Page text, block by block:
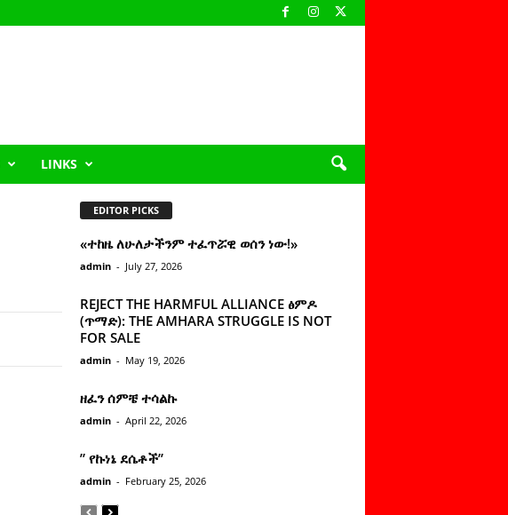
LINKS
EDITOR PICKS
«ተከዜ ለሁለታችንም ተፈጥሯዊ ወሰን ነው!»
admin - July 27, 2026
REJECT THE HARMFUL ALLIANCE ፅምዶ
(ጥማድ): THE AMHARA STRUGGLE IS NOT
FOR SALE
admin - May 19, 2026
ዘፈን ሰምቼ ተሳልኩ
admin - April 22, 2026
” የኩነኔ ደሴቶች’’
admin - February 25, 2026